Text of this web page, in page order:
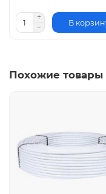
В
Похожие товары